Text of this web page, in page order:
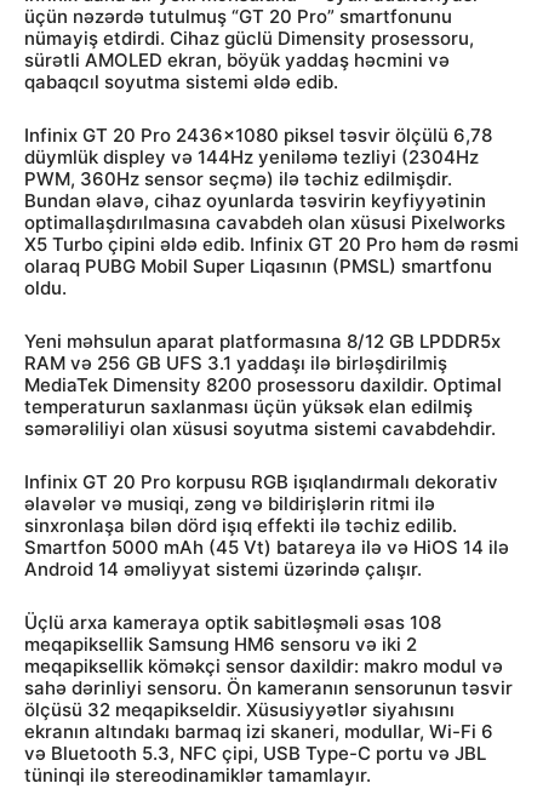
üçün nəzərdə tutulmuş “GT 20 Pro” smartfonunu
nümayiş etdirdi. Cihaz güclü Dimensity prosessoru,
sürətli AMOLED ekran, böyük yaddaş həcmini və
qabaqcıl soyutma sistemi əldə edib.
Infinix GT 20 Pro 2436×1080 piksel təsvir ölçülü 6,78
düymlük displey və 144Hz yeniləmə tezliyi (2304Hz
PWM, 360Hz sensor seçmə) ilə təchiz edilmişdir.
Bundan əlavə, cihaz oyunlarda təsvirin keyfiyyətinin
optimallaşdırılmasına cavabdeh olan xüsusi Pixelworks
X5 Turbo çipini əldə edib. Infinix GT 20 Pro həm də rəsmi
olaraq PUBG Mobil Super Liqasının (PMSL) smartfonu
oldu.
Yeni məhsulun aparat platformasına 8/12 GB LPDDR5x
RAM və 256 GB UFS 3.1 yaddaşı ilə birləşdirilmiş
MediaTek Dimensity 8200 prosessoru daxildir. Optimal
temperaturun saxlanması üçün yüksək elan edilmiş
səmərəliliyi olan xüsusi soyutma sistemi cavabdehdir.
Infinix GT 20 Pro korpusu RGB işıqlandırmalı dekorativ
əlavələr və musiqi, zəng və bildirişlərin ritmi ilə
sinxronlaşa bilən dörd işıq effekti ilə təchiz edilib.
Smartfon 5000 mAh (45 Vt) batareya ilə və HiOS 14 ilə
Android 14 əməliyyat sistemi üzərində çalışır.
Üçlü arxa kameraya optik sabitləşməli əsas 108
meqapiksellik Samsung HM6 sensoru və iki 2
meqapiksellik köməkçi sensor daxildir: makro modul və
sahə dərinliyi sensoru. Ön kameranın sensorunun təsvir
ölçüsü 32 meqapikseldir. Xüsusiyyətlər siyahısını
ekranın altındakı barmaq izi skaneri, modullar, Wi-Fi 6
və Bluetooth 5.3, NFC çipi, USB Type-C portu və JBL
tüninqi ilə stereodinamiklər tamamlayır.